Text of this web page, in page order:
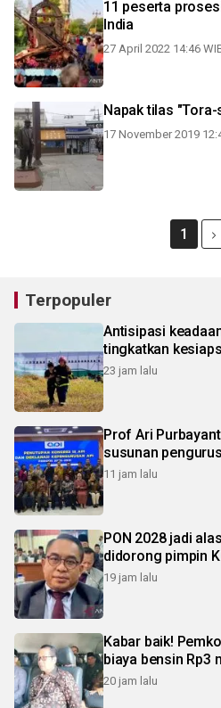
11 peserta
India
27 April 2022 14:46
Napak tilas
17 November 2019
1
Terpopuler
Antisipasi
tingkatkan
23 jam lalu
Prof Ari
susunan
11 jam lalu
PON 2028 jadi
didorong pimpin
19 jam lalu
Kabar baik!
biaya bensin Rp3
20 jam lalu